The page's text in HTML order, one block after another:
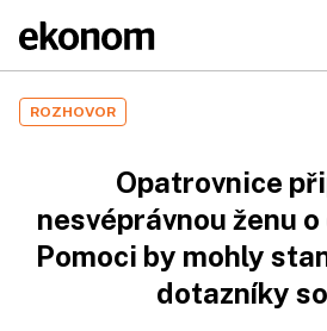
ROZHOVOR
Opatrovnice
nesvéprávnou ženu
Pomoci by mohly
dotazníky